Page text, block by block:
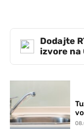
Dodajte
izvore na